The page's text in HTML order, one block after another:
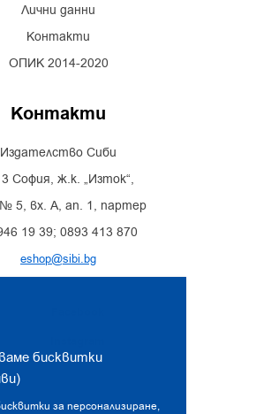
бисквитки
за персонализиране,
Лични данни
Контакти
ОПИК 2014-2020
Контакти
Издателство Сиби
София, ж.к. „Изток“,
5, вх. А, ап. 1, партер
19 39; 0893 413 870
eshop@sibi.bg